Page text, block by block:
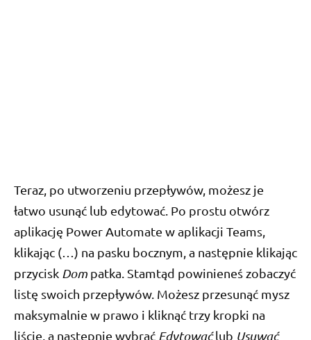
Teraz, po utworzeniu przepływów, możesz je
łatwo usunąć lub edytować. Po prostu otwórz
aplikację Power Automate w aplikacji Teams,
klikając (…) na pasku bocznym, a następnie klikając
przycisk Dom patka. Stamtąd powinieneś zobaczyć
listę swoich przepływów. Możesz przesunąć mysz
maksymalnie w prawo i kliknąć trzy kropki na
liście, a następnie wybrać Edytowaćlub Usuwać